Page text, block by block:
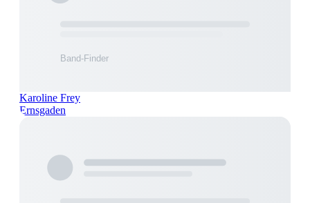
Karoline Frey
Ernsgaden